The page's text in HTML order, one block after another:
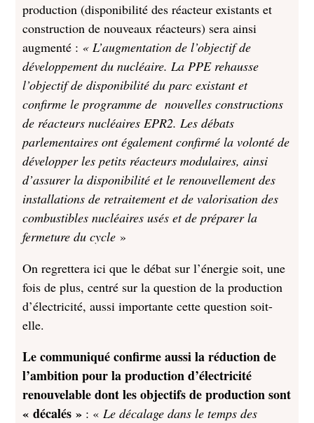
production (disponibilité des réacteur existants et
construction de nouveaux réacteurs) sera ainsi
augmenté : « L’augmentation de l’objectif de
développement du nucléaire. La PPE rehausse
l’objectif de disponibilité du parc existant et
confirme le programme de nouvelles constructions
de réacteurs nucléaires EPR2. Les débats
parlementaires ont également confirmé la volonté de
développer les petits réacteurs modulaires, ainsi
d’assurer la disponibilité et le renouvellement des
installations de retraitement et de valorisation des
combustibles nucléaires usés et de préparer la
fermeture du cycle »
On regrettera ici que le débat sur l’énergie soit, une
fois de plus, centré sur la question de la production
d’électricité, aussi importante cette question soit-
elle.
Le communiqué confirme aussi la réduction de
l’ambition pour la production d’électricité
renouvelable dont les objectifs de production sont
« décalés » : «Le décalage dans le temps des